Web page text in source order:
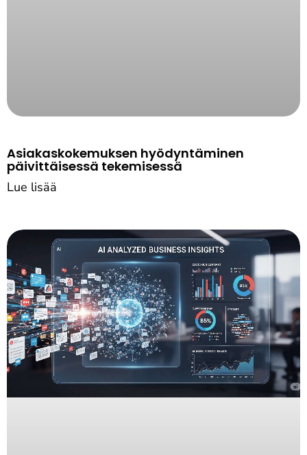
Asiakaskokemuksen hyödyntäminen
päivittäisessä tekemisessä
Lue lisää